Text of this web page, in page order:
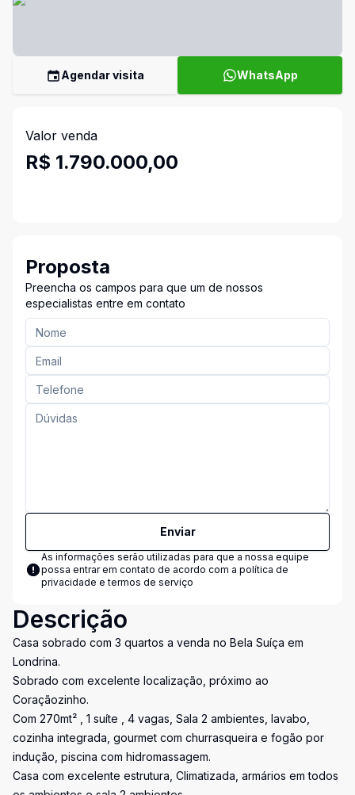
Agendar visita WhatsApp
Valor venda
R$ 1.790.000,00
Proposta
Preencha os campos para que um de nossos
especialistas entre em contato
Enviar
As informações serão utilizadas para que a nossa equipe
possa entrar em contato de acordo com a política de
privacidade e termos de serviço
Descrição
Casa sobrado com 3 quartos a venda no Bela Suíça em
Londrina.
Sobrado com excelente localização, próximo ao
Coraçãozinho.
Com 270mt² , 1 suíte , 4 vagas, Sala 2 ambientes, lavabo,
cozinha integrada, gourmet com churrasqueira e fogão por
indução, piscina com hidromassagem.
Casa com excelente estrutura, Climatizada, armários em todos